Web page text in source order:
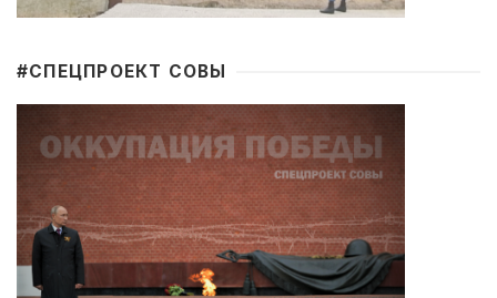
#CПЕЦПРОЕКТ СОВЫ